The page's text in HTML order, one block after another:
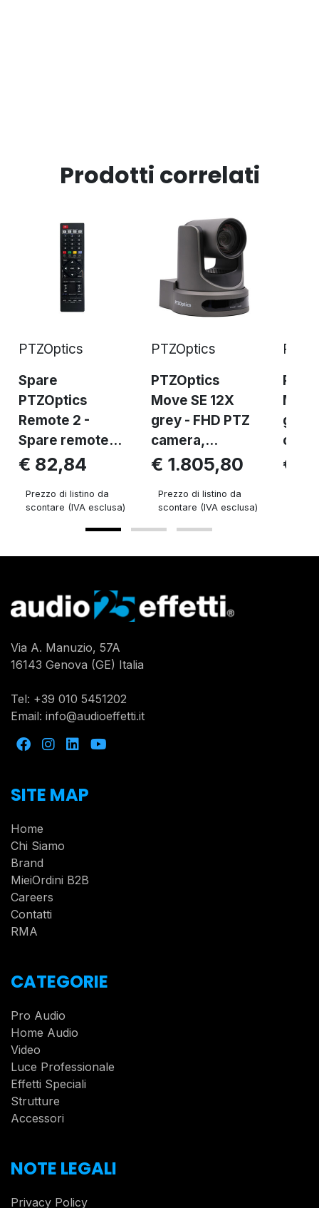
Prodotti correlati
PTZOptics
Spare
PTZOptics
Remote 2 -
Spare remote...
€ 82,84
Prezzo di listino da
scontare (IVA esclusa)
PTZOptics
PTZOptics
Move SE 12X
grey - FHD PTZ
camera,...
€ 1.805,80
Prezzo di listino da
scontare (IVA esclusa)
grey
€
Via A. Manuzio, 57A
16143 Genova (GE) Italia
Tel: +39 010 5451202
Email: info@audioeffetti.it
SITE MAP
Home
Chi Siamo
Brand
MieiOrdini B2B
Careers
Contatti
RMA
CATEGORIE
Pro Audio
Home Audio
Video
Luce Professionale
Effetti Speciali
Strutture
Accessori
NOTE LEGALI
Privacy Policy